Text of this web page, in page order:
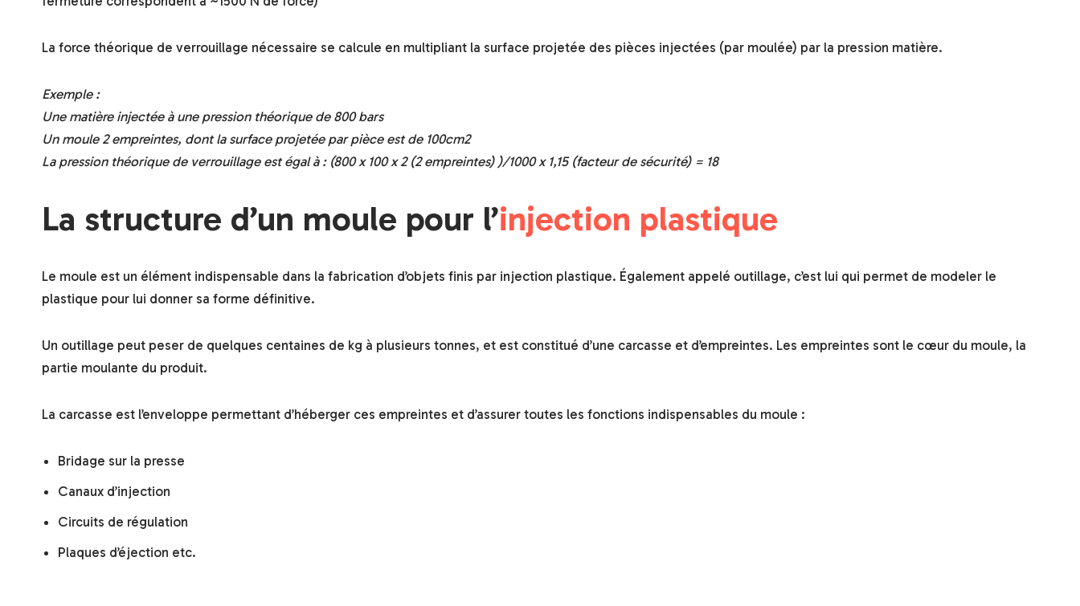
La force théorique de verrouillage nécessaire se calcule en multipliant la surface projetée des pièces injectées (par moulée) par la pression matière.
Exemple :
Une matière injectée à une pression théorique de 800 bars
Un moule 2 empreintes, dont la surface projetée par pièce est de 100cm2
La pression théorique de verrouillage est égal à : (800 x 100 x 2 (2 empreintes) )/1000 x 1,15 (facteur de sécurité) = 18
La structure d’un moule pour l’injection plastique
Le moule est un élément indispensable dans la fabrication d’objets finis par injection plastique. Également appelé outillage, c’est lui qui permet de modeler le
plastique pour lui donner sa forme définitive.
Un outillage peut peser de quelques centaines de kg à plusieurs tonnes, et est constitué d’une carcasse et d’empreintes. Les empreintes sont le cœur du moule, la
partie moulante du produit.
La carcasse est l’enveloppe permettant d’héberger ces empreintes et d’assurer toutes les fonctions indispensables du moule :
Bridage sur la presse
Canaux d’injection
Circuits de régulation
Plaques d’éjection etc.